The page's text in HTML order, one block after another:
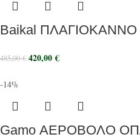
Baikal ΠΛΑΓΙΟΚΑΝΝΟ
485,00€ 420,00€
-14%
Gamo ΑΕΡΟΒΟΛΟ